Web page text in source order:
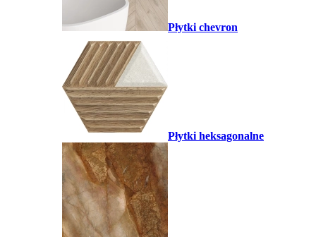
Płytki chevron
Płytki heksagonalne